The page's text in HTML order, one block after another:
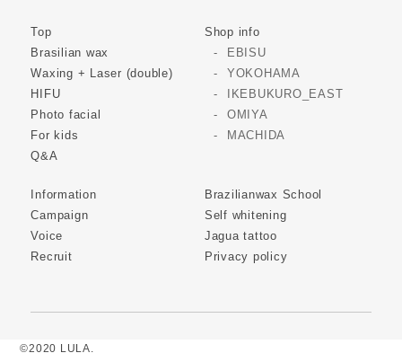
Top
Brasilian wax
Waxing + Laser (double)
HIFU
Photo facial
For kids
Q&A
Shop info
EBISU
YOKOHAMA
IKEBUKURO_EAST
OMIYA
MACHIDA
Information
Campaign
Voice
Recruit
Brazilianwax School
Self whitening
Jagua tattoo
Privacy policy
©2020 LULA.